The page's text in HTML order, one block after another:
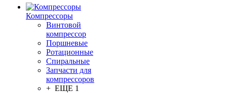
Компрессоры
Винтовой
компрессор
Поршневые
Ротационные
Спиральные
Запчасти для
компрессоров
+ ЕЩЕ 1